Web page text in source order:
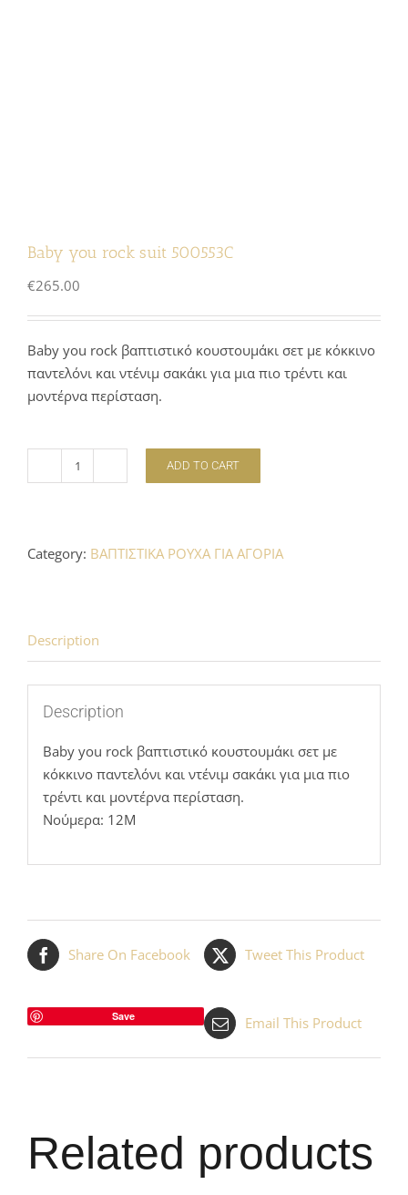
Baby you rock suit 500553C
€265.00
Baby you rock βαπτιστικό κουστουμάκι σετ με κόκκινο
παντελόνι και ντένιμ σακάκι για μια πιο τρέντι και
μοντέρνα περίσταση.
Baby
500553C
ADD TO CART
Category: ΒΑΠΤΙΣΤΙΚΑ ΡΟΥΧΑ ΓΙΑ ΑΓΟΡΙΑ
Description
Description
Baby you rock βαπτιστικό κουστουμάκι σετ με
κόκκινο παντελόνι και ντένιμ σακάκι για μια πιο
τρέντι και μοντέρνα περίσταση.
Νούμερα: 12Μ
Share On Facebook Tweet This Product
Save Email This Product
Related products